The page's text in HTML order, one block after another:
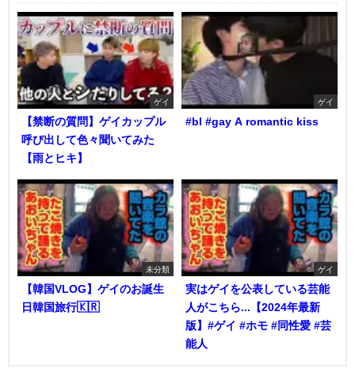
ゲイ
【禁断の質問】ゲイカップル
呼び出して色々聞いてみた
【雨とヒキ】
ゲイ
#bl #gay A romantic kiss
未分類
【韓国VLOG】ゲイのお誕生
日韓国旅行🇰🇷
ゲイ
実はゲイを公表している芸能
人がこちら...【2024年最新
版】#ゲイ #ホモ #同性愛 #芸
能人